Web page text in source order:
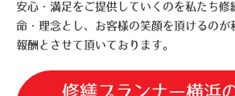
安心・満足をご提供していくのを私たち修
命・理念とし、お客様の笑顔を頂けるのが
報酬とさせて頂いております。
修繕プランナー横浜